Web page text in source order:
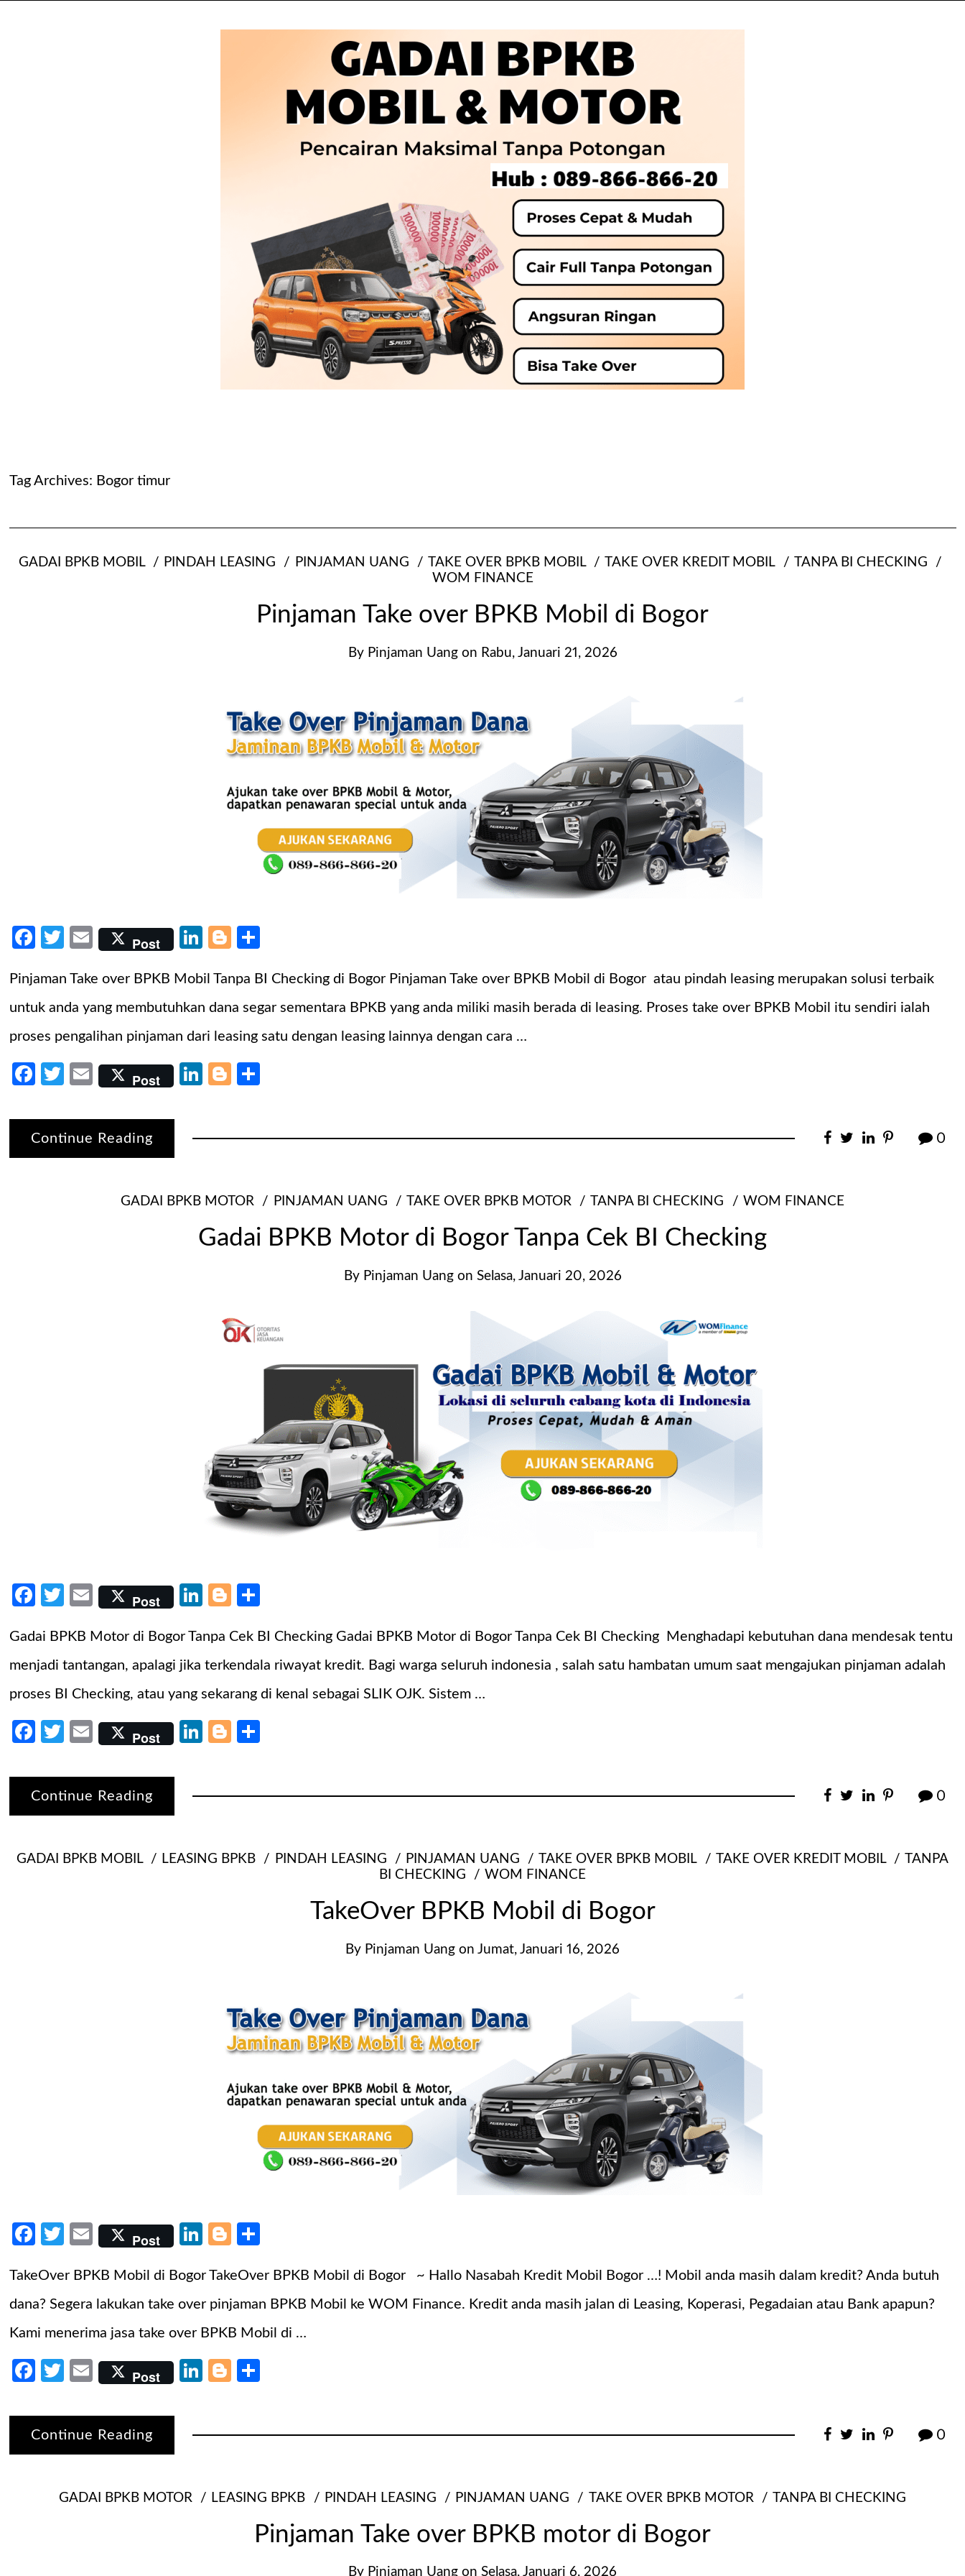
Tag Archives: Bogor timur
GADAI BPKB MOBIL PINDAH LEASING PINJAMAN UANG TAKE OVER BPKB MOBIL TAKE OVER KREDIT MOBIL
TANPA BI CHECKING
WOM FINANCE
Pinjaman Take over BPKB Mobil di Bogor
By Pinjaman Uang on Rabu, Januari 21, 2026
Facebook
Twitter
EmailPost LinkedIn
Blogger
Pinjaman Take over BPKB Mobil Tanpa BI Checking di Bogor Pinjaman Take over BPKB Mobil di Bogor atau pindah leasing merupakan solusi terbaik
untuk anda yang membutuhkan dana segar sementara BPKB yang anda miliki masih berada di leasing. Proses take over BPKB Mobil itu sendiri ialah
proses pengalihan pinjaman dari leasing satu dengan leasing lainnya dengan cara …
Facebook
Twitter
EmailPost LinkedIn
Blogger
Continue Reading 0
GADAI BPKB MOTOR PINJAMAN UANG TAKE OVER BPKB MOTOR TANPA BI CHECKING WOM FINANCE
Gadai BPKB Motor di Bogor Tanpa Cek BI Checking
By Pinjaman Uang on Selasa, Januari 20, 2026
Facebook
Twitter
EmailPost LinkedIn
Blogger
Gadai BPKB Motor di Bogor Tanpa Cek BI Checking Gadai BPKB Motor di Bogor Tanpa Cek BI Checking Menghadapi kebutuhan dana mendesak tentu
menjadi tantangan, apalagi jika terkendala riwayat kredit. Bagi warga seluruh indonesia , salah satu hambatan umum saat mengajukan pinjaman adalah
proses BI Checking, atau yang sekarang di kenal sebagai SLIK OJK. Sistem …
Facebook
Twitter
EmailPost LinkedIn
Blogger
Continue Reading 0
GADAI BPKB MOBIL LEASING BPKB PINDAH LEASING PINJAMAN UANG TAKE OVER BPKB MOBIL TAKE OVER KREDIT MOBIL
TANPA
BI CHECKING
WOM FINANCE
TakeOver BPKB Mobil di Bogor
By Pinjaman Uang on Jumat, Januari 16, 2026
Facebook
Twitter
EmailPost LinkedIn
Blogger
TakeOver BPKB Mobil di Bogor TakeOver BPKB Mobil di Bogor ~ Hallo Nasabah Kredit Mobil Bogor …! Mobil anda masih dalam kredit? Anda butuh
dana? Segera lakukan take over pinjaman BPKB Mobil ke WOM Finance. Kredit anda masih jalan di Leasing, Koperasi, Pegadaian atau Bank apapun?
Kami menerima jasa take over BPKB Mobil di …
Facebook
Twitter
EmailPost LinkedIn
Blogger
Continue Reading 0
GADAI BPKB MOTOR LEASING BPKB PINDAH LEASING PINJAMAN UANG TAKE OVER BPKB MOTOR TANPA BI CHECKING
Pinjaman Take over BPKB motor di Bogor
By Pinjaman Uang on Selasa, Januari 6, 2026